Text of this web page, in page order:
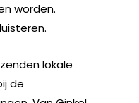
worden.
lokale
de